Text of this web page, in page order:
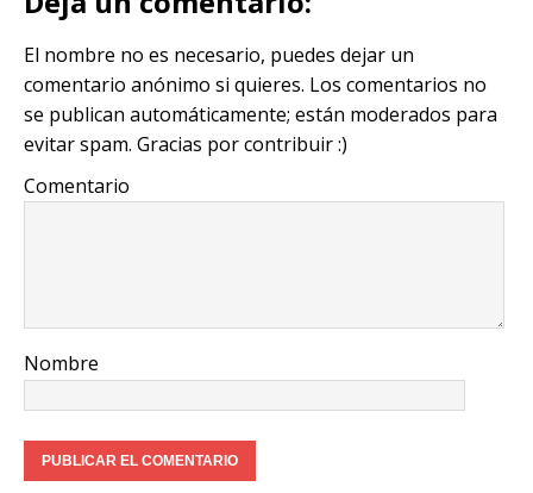
Li
n
k
r b
o
o
k
A
p
p
ra
m
El nombre no es necesario, puedes dejar un
comentario anónimo si quieres. Los comentarios no
se publican automáticamente; están moderados para
evitar spam. Gracias por contribuir :)
Comentario
Nombre